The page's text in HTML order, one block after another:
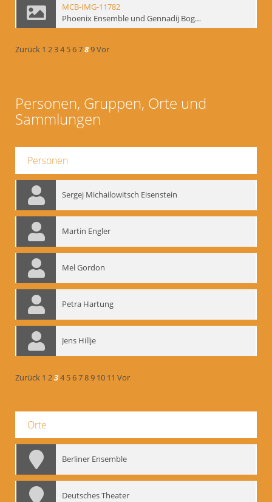
MCB-IMG-11782
Phoenix Ensemble und Gennadij Bogdanow; BM-img-105-8
Zurück 1 234 56789Vor
Personen, Gruppen, Orte und
Sammlungen
Personen
Sergej Michailowitsch Eisenstein
Martin Engler
Mel Gordon
Petra Hartung
Jens Hillje
Zurück 1 234 56789 10 11 Vor
Orte
Berliner Ensemble
Deutsches Theater